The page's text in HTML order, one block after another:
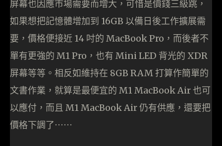
屏幕也因應市場需要而增大，可惜是價錢三級跳，
如果想把記憶體增加到 16GB 以備日後工作擴展需
要，價格便接近 14 吋的 MacBook Pro，而後者不
單有更強的 M1 Pro，也有 Mini LED 背光的 XDR
屏幕等等。相反如維持在 8GB RAM 打算作簡單的
文書作業，就算是最便宜的 M1 MacBook Air 也可
以應付，而且 M1 MacBook Air 仍有供應，還要把
價格下調了⋯⋯